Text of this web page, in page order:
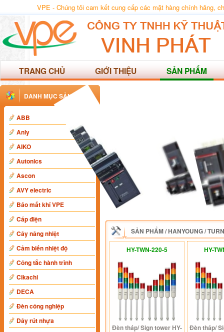
VPE - Chúng tôi cam kết cung cấp các mặt hàng chính
TRANG CHỦ GIỚI THIỆU SẢN PHẨM
DANH MỤC SẢN PHẨM
ABB
Anly
AIKO
Autonics
Ascon
AVY electric
Báo mất khí VPE
Cáp điện
Cây nâng nhiệt
Cảm biến nhiệt độ
Công tắc hành trình
Cikachi
DECA
Đèn công nghiệp
Dây rút nhựa
SẢN PHẨM/HANYOUNG/
HY-TWN-220-5
Đèn tháp/ Sign tower HY-
HY-
Đèn tháp/